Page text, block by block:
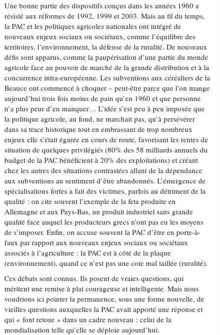
Une bonne partie des dispositifs conçus dans les années 1960 a
résisté aux réformes de 1992, 1999 et 2003. Mais au fil du temps,
la PAC et les politiques agricoles nationales ont intégré de
nouveaux enjeux sociaux ou sociétaux, comme l’équilibre des
territoires, l’environnement, la défense de la ruralité. De nouveaux
défis sont apparus, comme la paupérisation d’une partie du monde
agricole face au pouvoir de marché de la grande distribution et à la
concurrence intra-européenne. Les subventions aux céréaliers de la
Beauce ont commencé à choquer – peut-être parce que l’on mange
aujourd’hui trois fois moins de pain qu’en 1960 et que personne
n’a plus peur d’en manquer… L’idée s’est peu à peu imposée que
la politique agricole, au fond, ne marchait pas, qu’à persévérer
dans sa trace historique tout en embrassant de trop nombreux
enjeux elle s’était égarée en cours de route, favorisant les rentes de
situation de quelques privilégiés (80% des 58 milliards annuels du
budget de la PAC bénéficient à 20% des exploitations) et créant
chez les autres des situations contrastées allant de la dépendance
aux subventions au sentiment d’être abandonnés. L’émergence de
spécialisations fortes a fait des victimes, parfois au détriment de la
qualité : on cite souvent l’exemple de la feta produite en
Allemagne et aux Pays-Bas, un produit industriel sans grande
qualité face auquel les producteurs grecs n’ont pas eu les moyens
de s’imposer. Enfin, on accuse souvent la PAC d’être en porte-à-
faux par rapport aux nouveaux enjeux sociaux ou sociétaux
associés à l’agriculture : la PAC est à côté de la plaque
(environnement), quand ce n’est pas une cote mal taillée (ruralité).
Ces débats sont connus. Ils posent de vraies questions, qui
méritent une remise à plat courageuse et intelligente. Mais nous
voudrions ici pointer la permanence, sous une forme nouvelle, de
vieilles questions auxquelles la PAC avait apporté une réponse et
qui « font retour » dans un cadre nouveau : celui de la
mondialisation telle qu’elle se déploie aujourd’hui.